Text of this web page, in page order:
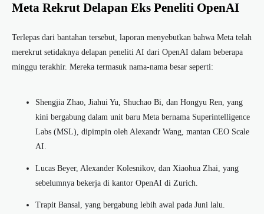
Meta Rekrut Delapan Eks Peneliti OpenAI
Terlepas dari bantahan tersebut, laporan menyebutkan bahwa Meta telah
merekrut setidaknya delapan peneliti AI dari OpenAI dalam beberapa
minggu terakhir. Mereka termasuk nama-nama besar seperti:
Shengjia Zhao, Jiahui Yu, Shuchao Bi, dan Hongyu Ren, yang
kini bergabung dalam unit baru Meta bernama Superintelligence
Labs (MSL), dipimpin oleh Alexandr Wang, mantan CEO Scale
AI.
Lucas Beyer, Alexander Kolesnikov, dan Xiaohua Zhai, yang
sebelumnya bekerja di kantor OpenAI di Zurich.
Trapit Bansal, yang bergabung lebih awal pada Juni lalu.